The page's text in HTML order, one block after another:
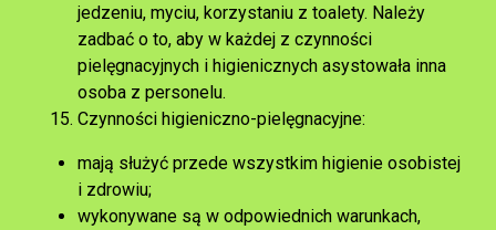
jedzeniu, myciu, korzystaniu z toalety. Należy
zadbać o to, aby w każdej z czynności
pielęgnacyjnych i higienicznych asystowała inna
osoba z personelu.
Czynności higieniczno-pielęgnacyjne:
mają służyć przede wszystkim higienie osobistej
i zdrowiu;
wykonywane są w odpowiednich warunkach,